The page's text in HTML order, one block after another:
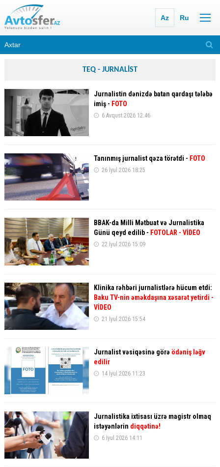
Az Ru
TEQ - JURNALİST
Jurnalistin dənizdə batan qardaşı tələbə
imiş - FOTO
6 Avqust 2026 12:46
Tanınmış jurnalist qəza törətdi - FOTO
26 İyul 2026 18:25
BBAK-da Milli Mətbuat və Jurnalistika
Günü qeyd edilib - FOTOLAR - VİDEO
22 İyul 2026 15:09
Klinika rəhbəri jurnalistlərə hücum etdi:
Baku TV-nin əməkdaşına xəsarət yetirdi -
VİDEO
21 İyul 2026 15:54
Jurnalist vəsiqəsinə görə ödəniş ləğv
edilir
14 İyul 2026 11:23
Jurnalistika ixtisası üzrə magistr olmaq
istəyənlərin diqqətinə!
6 İyul 2026 14:11